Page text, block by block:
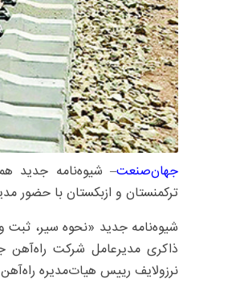
جهان‌صنعت– شیوه‌نامه جدید
ترکمنستان و ازبکستان با حضور
شیوه‌نامه جدید «نحوه سیر، ثبت
ذاکری مدیرعامل شرکت راه‌آهن
نرزولایف رییس هیات‌مدیره